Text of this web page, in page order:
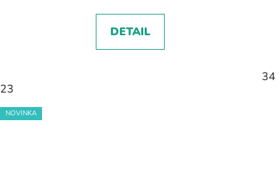
DETAIL
23
34
NOVINKA